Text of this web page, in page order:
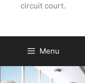
circuit court.
Menu